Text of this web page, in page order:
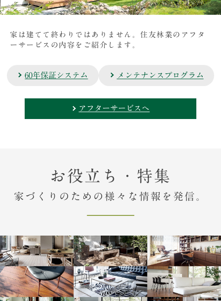
家は建てて終わりではありません。住友林業のアフタ
ーサービスの内容をご紹介します。
60年保証システム メンテナンスプログラム
アフターサービスへ
お役立ち・特集
家づくりのための様々な情報を発信。